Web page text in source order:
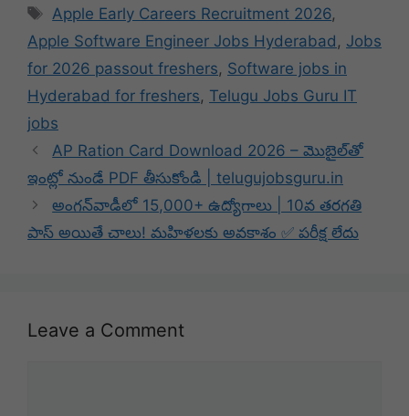
Tags
Apple Early Careers Recruitment 2026,
Apple Software Engineer Jobs Hyderabad , Jobs
for 2026 passout freshers, Software jobs in
Hyderabad for freshers, Telugu Jobs Guru IT
jobs
AP Ration Card Download 2026 – మొబైల్‌తో
ఇంట్లో నుండే PDF తీసుకోండి | telugujobsguru.in
అంగన్‌వాడీలో 15,000+ ఉద్యోగాలు | 10వ తరగతి
పాస్ అయితే చాలు! మహిళలకు అవకాశం ✅ పరీక్ష లేదు
Leave a Comment